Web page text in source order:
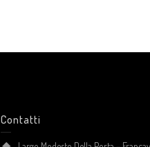
Contatti